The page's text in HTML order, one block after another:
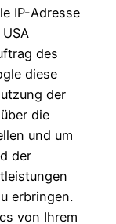
IP-Adresse
des
diese
der
die
und um
der
erbringen.
von Ihrem